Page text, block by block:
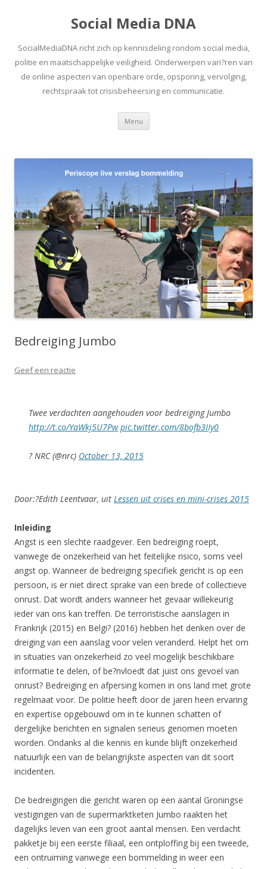
Social Media DNA
SocialMediaDNA richt zich op kennisdeling rondom social media,
politie en maatschappelijke veiligheid. Onderwerpen vari?ren van
de online aspecten van openbare orde, opsporing, vervolging,
rechtspraak tot crisisbeheersing en communicatie.
Menu Spring
inhoud
Bedreiging Jumbo
Geef een reactie
Twee verdachten aangehouden voor bedreiging Jumbo
http://t.co/YaWkj5U7Pw pic.twitter.com/8bofb3IIy0
? NRC (@nrc) October 13, 2015
Door:?Edith Leentvaar, uit Lessen uit crises en mini-crises 2015
Inleiding
Angst is een slechte raadgever. Een bedreiging roept,
vanwege de onzekerheid van het feitelijke risico, soms veel
angst op. Wanneer de bedreiging specifiek gericht is op een
persoon, is er niet direct sprake van een brede of collectieve
onrust. Dat wordt anders wanneer het gevaar willekeurig
ieder van ons kan treffen. De terroristische aanslagen in
Frankrijk (2015) en Belgi? (2016) hebben het denken over de
dreiging van een aanslag voor velen veranderd. Helpt het om
in situaties van onzekerheid zo veel mogelijk beschikbare
informatie te delen, of be?nvloedt dat juist ons gevoel van
onrust? Bedreiging en afpersing komen in ons land met grote
regelmaat voor. De politie heeft door de jaren heen ervaring
en expertise opgebouwd om in te kunnen schatten of
dergelijke berichten en signalen serieus genomen moeten
worden. Ondanks al die kennis en kunde blijft onzekerheid
natuurlijk een van de belangrijkste aspecten van dit soort
incidenten.
De bedreigingen die gericht waren op een aantal Groningse
vestigingen van de supermarktketen Jumbo raakten het
dagelijks leven van een groot aantal mensen. Een verdacht
pakketje bij een eerste filiaal, een ontploffing bij een tweede,
een ontruiming vanwege een bommelding in weer een